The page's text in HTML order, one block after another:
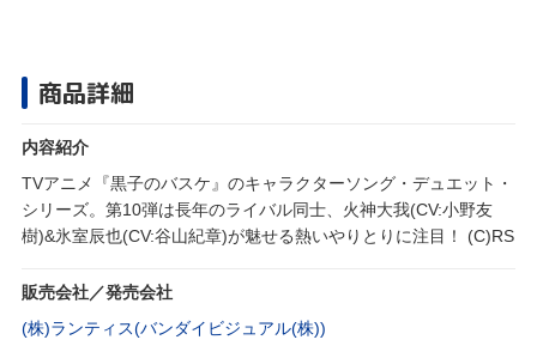
商品詳細
内容紹介
TVアニメ『黒子のバスケ』のキャラクターソング・デュエット・
シリーズ。第10弾は長年のライバル同士、火神大我(CV:小野友
樹)&氷室辰也(CV:谷山紀章)が魅せる熱いやりとりに注目！ (C)RS
販売会社／発売会社
(株)ランティス(バンダイビジュアル(株))